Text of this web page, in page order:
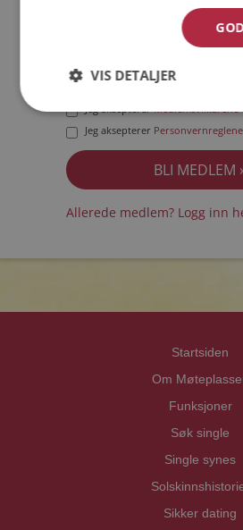
Jeg akseptererMedlemsvilkårene
Jeg aksepterer Personvernreglene
Allerede medlem? Logg inn
Startsiden
Om
Funksjoner
Søk single
Single synes
Sikker dating
VIS DETALJER